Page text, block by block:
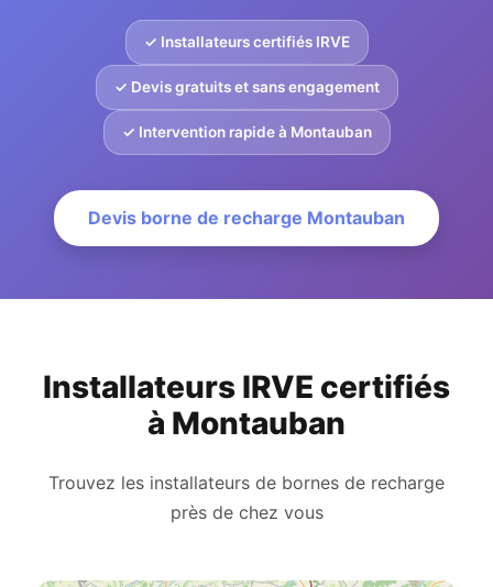
✓ Installateurs certifiés IRVE
✓ Devis gratuits et sans engagement
✓ Intervention rapide à Montauban
Devis borne de recharge Montauban
Installateurs IRVE certifiés
à Montauban
Trouvez les installateurs de bornes de recharge
près de chez vous